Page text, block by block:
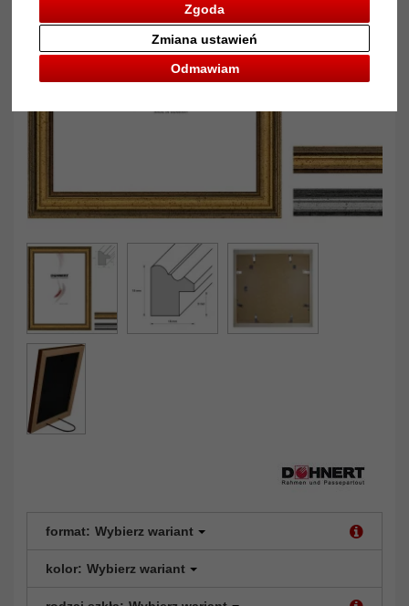
Zgoda
Odmawiam
Zmiana ustawień
Powrót
format: Wybierz wariant
kolor: Wybierz wariant